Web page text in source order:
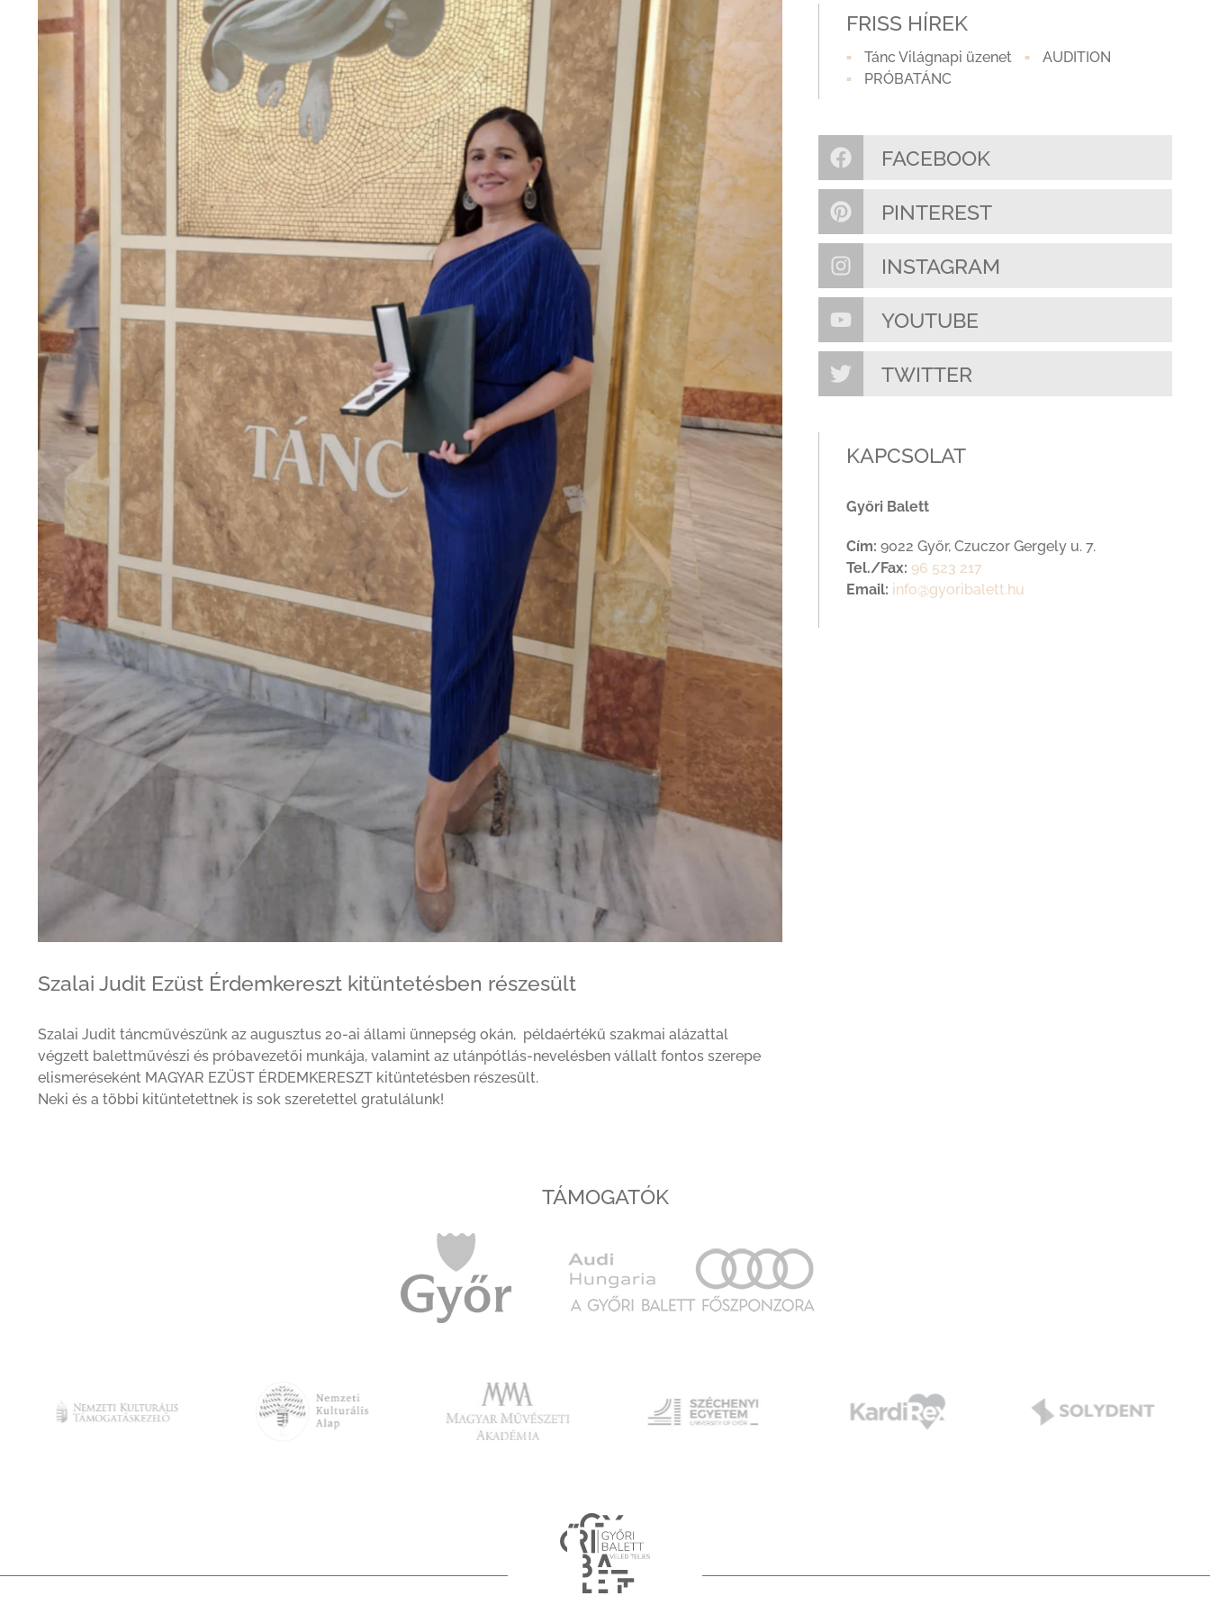
Szalai Judit Ezüst Érdemkereszt kitüntetésben részesült
Szalai Judit táncművészünk az augusztus 20-ai állami ünnepség okán, példaértékű szakmai alázattal
végzett balettművészi és próba­vezetői munkája, valamint az utánpótlás-nevelésben vállalt fontos szerepe
elismeréseként MAGYAR EZÜST ÉRDEMKERESZT kitüntetésben részesült.
Neki és a többi kitüntetettnek is sok szeretettel gratulálunk!
FRISS HÍREK
Tánc Világnapi üzenet
AUDITION
PRÓBATÁNC
FACEBOOK
PINTEREST
INSTAGRAM
YOUTUBE
TWITTER
KAPCSOLAT
Győri Balett
Cím: 9022 Győr, Czuczor Gergely u. 7.
Tel./Fax: 96 523 217
Email: info@gyoribalett.hu
TÁMOGATÓK